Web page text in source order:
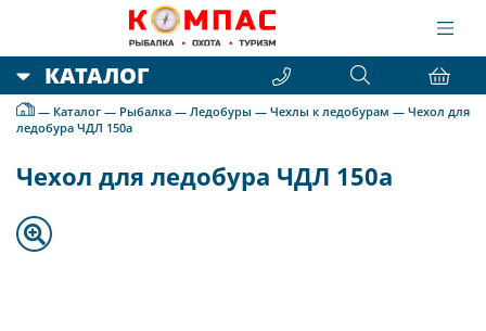
КАТАЛОГ
— Каталог — Рыбалка — Ледобуры — Чехлы к ледобурам — Чехол для
ледобура ЧДЛ 150а
Чехол для ледобура ЧДЛ 150а